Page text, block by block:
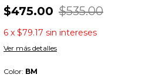
$475.00 $535.00
6 x $79.17 sin intereses
Ver más detalles
Color: BM